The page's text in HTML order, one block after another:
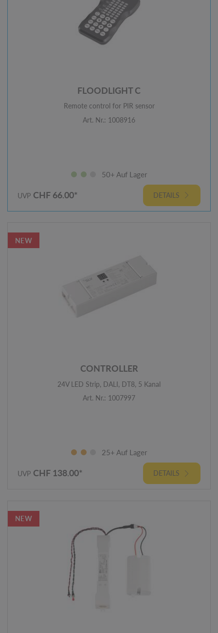
FLOODLIGHT C
Remote control for PIR sensor
Art. Nr.: 1008916
50+ Auf Lager
UVP CHF 66.00* DETAILS
NEW
CONTROLLER
24V LED Strip, DALI, DT8, 5 Kanal
Art. Nr.: 1007997
25+ Auf Lager
UVP CHF 138.00* DETAILS
NEW